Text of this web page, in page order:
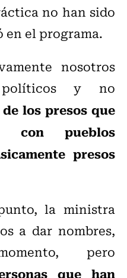
no han sido
el programa.
nosotros
políticos y no
los presos que
con pueblos
presos
la ministra
a dar nombres,
pero
que han